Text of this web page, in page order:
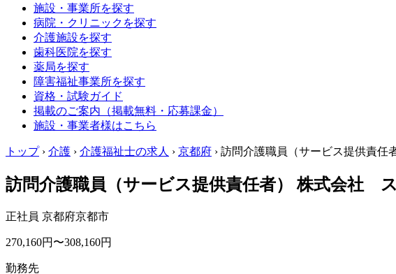
施設・事業所を探す
病院・クリニックを探す
介護施設を探す
歯科医院を探す
薬局を探す
障害福祉事業所を探す
資格・試験ガイド
掲載のご案内（掲載無料・応募課金）
施設・事業者様はこちら
トップ › 介護 › 介護福祉士の求人 › 京都府 › 訪問介護職員（サービス提供責
訪問介護職員（サービス提供責任者） 株式会社
正社員 京都府京都市
270,160円〜308,160円
勤務先